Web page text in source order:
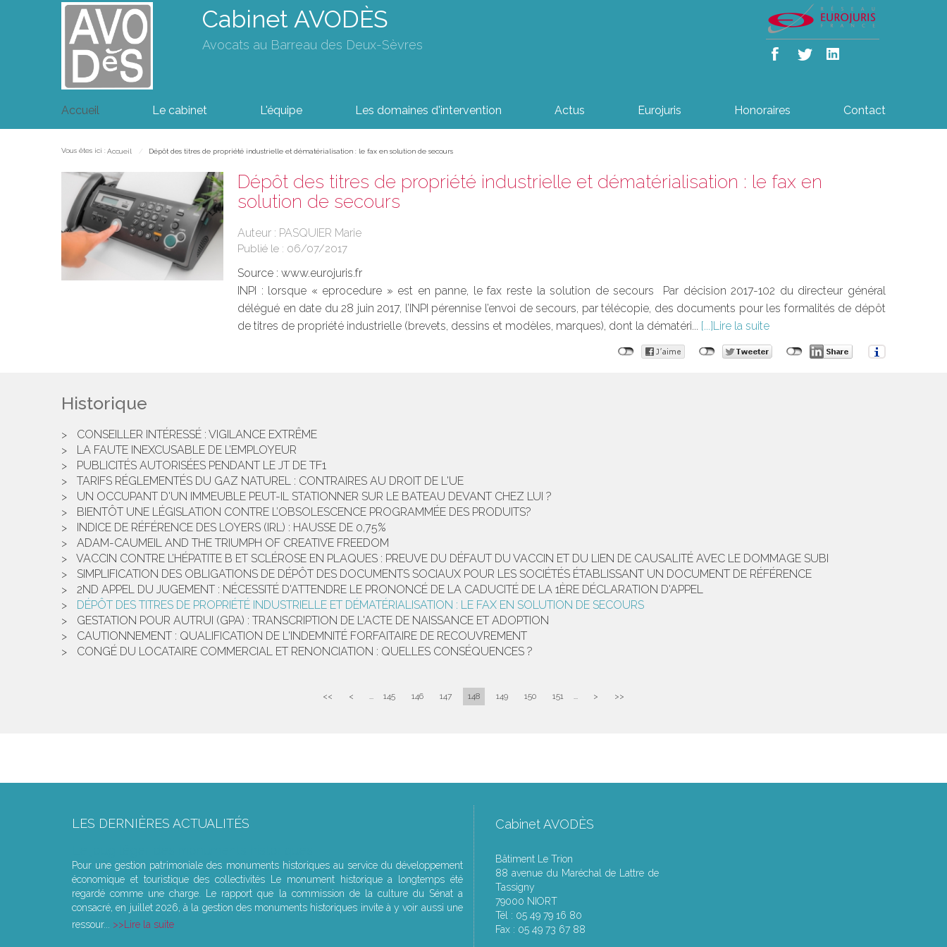
Cabinet AVODÈS
Avocats au Barreau des Deux-Sèvres
Accueil Le cabinet L'équipe Les domaines d'intervention Actus Eurojuris Honoraires Contact
Vous êtes ici : Accueil Dépôt des titres de propriété industrielle et dématérialisation : le fax en solution de secours
Dépôt des titres de propriété industrielle et dématérialisation : le fax en
solution de secours
Auteur : PASQUIER Marie
Publié le : 06/07/2017
Source : www.eurojuris.fr
INPI : lorsque « eprocedure » est en panne, le fax reste la solution de secours Par décision 2017-102 du directeur général
délégué en date du 28 juin 2017, l’INPI pérennise l’envoi de secours, par télécopie, des documents pour les formalités de dépôt
de titres de propriété industrielle (brevets, dessins et modèles, marques), dont la dématéri...
Lire la suite
Historique
CONSEILLER INTÉRESSÉ : VIGILANCE EXTRÊME
LA FAUTE INEXCUSABLE DE L’EMPLOYEUR
PUBLICITÉS AUTORISÉES PENDANT LE JT DE TF1
TARIFS RÉGLEMENTÉS DU GAZ NATUREL : CONTRAIRES AU DROIT DE L'UE
UN OCCUPANT D'UN IMMEUBLE PEUT-IL STATIONNER SUR LE BATEAU DEVANT CHEZ LUI ?
BIENTÔT UNE LÉGISLATION CONTRE L’OBSOLESCENCE PROGRAMMÉE DES PRODUITS?
INDICE DE RÉFÉRENCE DES LOYERS (IRL) : HAUSSE DE 0,75%
ADAM-CAUMEIL AND THE TRIUMPH OF CREATIVE FREEDOM
VACCIN CONTRE L’HÉPATITE B ET SCLÉROSE EN PLAQUES : PREUVE DU DÉFAUT DU VACCIN ET DU LIEN DE CAUSALITÉ AVEC LE DOMMAGE SUBI
SIMPLIFICATION DES OBLIGATIONS DE DÉPÔT DES DOCUMENTS SOCIAUX POUR LES SOCIÉTÉS ÉTABLISSANT UN DOCUMENT DE RÉFÉRENCE
2ND APPEL DU JUGEMENT : NÉCESSITÉ D'ATTENDRE LE PRONONCÉ DE LA CADUCITÉ DE LA 1ÈRE DÉCLARATION D'APPEL
DÉPÔT DES TITRES DE PROPRIÉTÉ INDUSTRIELLE ET DÉMATÉRIALISATION : LE FAX EN SOLUTION DE SECOURS
GESTATION POUR AUTRUI (GPA) : TRANSCRIPTION DE L'ACTE DE NAISSANCE ET ADOPTION
CAUTIONNEMENT : QUALIFICATION DE L'INDEMNITÉ FORFAITAIRE DE RECOUVREMENT
CONGÉ DU LOCATAIRE COMMERCIAL ET RENONCIATION : QUELLES CONSÉQUENCES ?
<< < ... 145 146 147 148 149 150 151 ... > >>
LES DERNIÈRES ACTUALITÉS
Pour une gestion patrimoniale des monuments historiques au service du développement
économique et touristique des collectivités Le monument historique a longtemps été
regardé comme une charge. Le rapport que la commission de la culture du Sénat a
consacré, en juillet 2026, à la gestion des monuments historiques invite à y voir aussi une
ressour...
Lire la suite
Cabinet AVODÈS
Bâtiment Le Trion
88 avenue du Maréchal de Lattre de
Tassigny
79000 NIORT
Tél : 05 49 79 16 80
Fax : 05 49 73 67 88